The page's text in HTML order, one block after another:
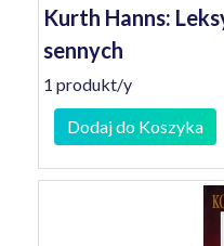
Kurth Hanns:
sennych
1 produkt/y
Dodaj do Koszyka